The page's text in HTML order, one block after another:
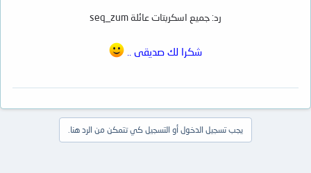
رد: جميع اسكربتات عائلة seq_zum
شكرا لك صديقى ..
يجب تسجيل الدخول أو التسجيل كي تتمكن من الرد هنا.